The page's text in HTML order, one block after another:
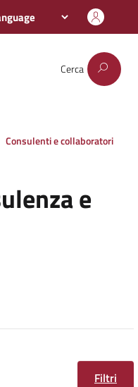
strumenti
Cerca
Consulenti e collaboratori
e
Filtri